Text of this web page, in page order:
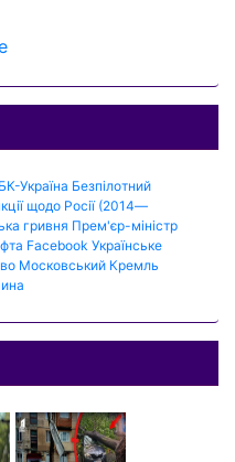
Україна Безпілотний
щодо Росії (2014—
гривня Прем'єр-міністр
Facebook Українське
Московський Кремль